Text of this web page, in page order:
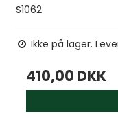
S1062
Ikke på lager.
410,00 DKK